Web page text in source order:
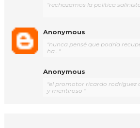
"rechazamos la política
Anonymous
"nunca pensé que podría
ha..."
Anonymous
"el promotor ricardo rodríguez
y mentiroso "